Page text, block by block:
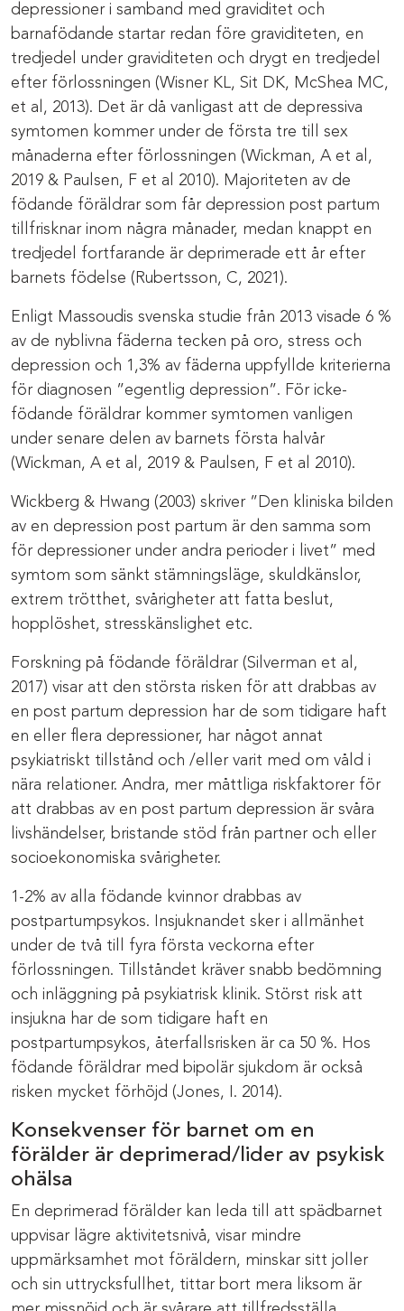
depressioner i samband med graviditet och
barnafödande startar redan före graviditeten, en
tredjedel under graviditeten och drygt en tredjedel
efter förlossningen (Wisner KL, Sit DK, McShea MC,
et al, 2013). Det är då vanligast att de depressiva
symtomen kommer under de första tre till sex
månaderna efter förlossningen (Wickman, A et al,
2019 & Paulsen, F et al 2010). Majoriteten av de
födande föräldrar som får depression post partum
tillfrisknar inom några månader, medan knappt en
tredjedel fortfarande är deprimerade ett år efter
barnets födelse (Rubertsson, C, 2021).
Enligt Massoudis svenska studie från 2013 visade 6 %
av de nyblivna fäderna tecken på oro, stress och
depression och 1,3% av fäderna uppfyllde kriterierna
för diagnosen ”egentlig depression”. För icke-
födande föräldrar kommer symtomen vanligen
under senare delen av barnets första halvår
(Wickman, A et al, 2019 & Paulsen, F et al 2010).
Wickberg & Hwang (2003) skriver ”Den kliniska bilden
av en depression post partum är den samma som
för depressioner under andra perioder i livet” med
symtom som sänkt stämningsläge, skuldkänslor,
extrem trötthet, svårigheter att fatta beslut,
hopplöshet, stresskänslighet etc.
Forskning på födande föräldrar (Silverman et al,
2017) visar att den största risken för att drabbas av
en post partum depression har de som tidigare haft
en eller flera depressioner, har något annat
psykiatriskt tillstånd och /eller varit med om våld i
nära relationer. Andra, mer måttliga riskfaktorer för
att drabbas av en post partum depression är svåra
livshändelser, bristande stöd från partner och eller
socioekonomiska svårigheter.
1-2% av alla födande kvinnor drabbas av
postpartumpsykos. Insjuknandet sker i allmänhet
under de två till fyra första veckorna efter
förlossningen. Tillståndet kräver snabb bedömning
och inläggning på psykiatrisk klinik. Störst risk att
insjukna har de som tidigare haft en
postpartumpsykos, återfallsrisken är ca 50 %. Hos
födande föräldrar med bipolär sjukdom är också
risken mycket förhöjd (Jones, I. 2014).
Konsekvenser för barnet om en
förälder är deprimerad/lider av psykisk
ohälsa
En deprimerad förälder kan leda till att spädbarnet
uppvisar lägre aktivitetsnivå, visar mindre
uppmärksamhet mot föräldern, minskar sitt joller
och sin uttrycksfullhet, tittar bort mera liksom är